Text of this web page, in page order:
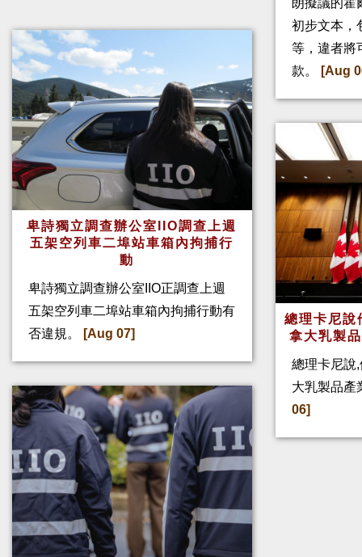
卑詩獨立調查辦公室IIO調查上週
五架空列車二埠站車箱內拘捕行
動
卑詩獨立調查辦公室IIO正調查上週
五架空列車二埠站車箱內拘捕行動有
否違規。
[Aug 07]
初步文本，
等，違者將
款。
[Aug
總理卡尼
拿大乳製
總理卡尼說
大乳製品產
06]